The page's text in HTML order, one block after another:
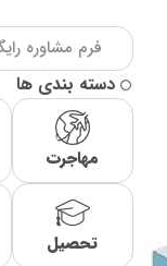
فرم مشاوره
دسته بندی ها
مهاجرت
تحصیل